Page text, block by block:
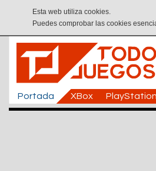
Esta web utiliza cookies.
Puedes comprobar las cookies
Portada XBox PlayStation